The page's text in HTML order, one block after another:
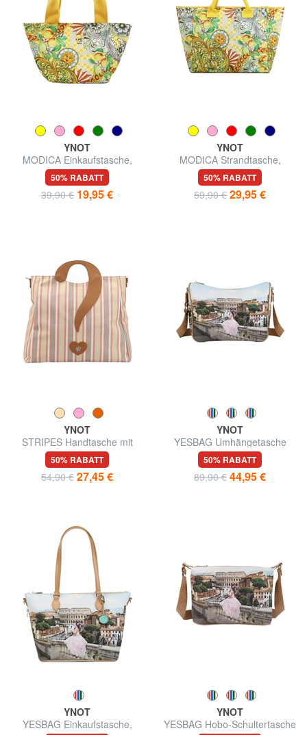
YNOT
MODICA Einkaufstasche,
Umhängetasche
50% RABATT
39,90 € 19,95 €
YNOT
MODICA Strandtasche,
handlich
50% RABATT
59,90 € 29,95 €
YNOT
STRIPES Handtasche mit
Schulterriemen
50% RABATT
54,90 € 27,45 €
YNOT
YESBAG Umhängetasche
50% RABATT
89,90 € 44,95 €
YNOT
YESBAG Einkaufstasche,
YNOT
YESBAG Hobo-Schultertasche